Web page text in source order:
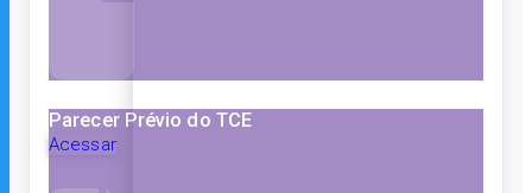
Parecer Prévio do TCE
Acessar